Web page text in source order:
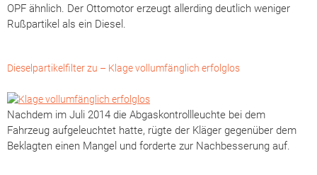
OPF ähnlich. Der Ottomotor erzeugt allerding deutlich weniger
Rußpartikel als ein Diesel.
Dieselpartikelfilter zu – Klage vollumfänglich erfolglos
Nachdem im Juli 2014 die Abgaskontrollleuchte bei dem
Fahrzeug aufgeleuchtet hatte, rügte der Kläger gegenüber dem
Beklagten einen Mangel und forderte zur Nachbesserung auf.